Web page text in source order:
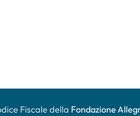
Fiscale della Fondazione